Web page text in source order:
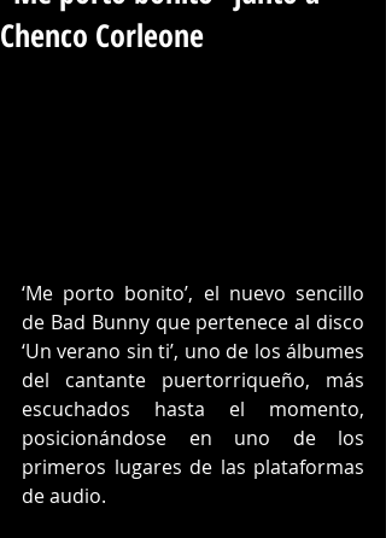
Chenco Corleone
‘Me porto bonito’, el nuevo sencillo
de Bad Bunny que pertenece al disco
‘Un verano sin ti’, uno de los álbumes
del cantante puertorriqueño, más
escuchados hasta el momento,
posicionándose en uno de los
primeros lugares de las plataformas
de audio.